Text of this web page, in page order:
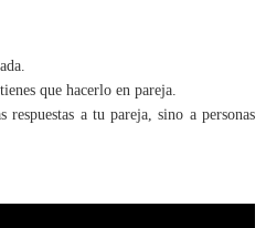
que hacerlo en pareja.
respuestas a tu pareja, sino a personas